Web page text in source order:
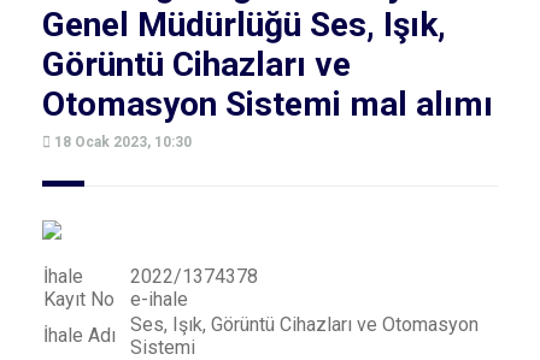
Genel Müdürlüğü Ses, Işık,
Görüntü Cihazları ve
Otomasyon Sistemi mal alımı
18 Ocak 2023, 10:30
İhale
Kayıt No
2022/1374378
e-ihale
İhale Adı
Ses, Işık, Görüntü Cihazları ve Otomasyon
Sistemi